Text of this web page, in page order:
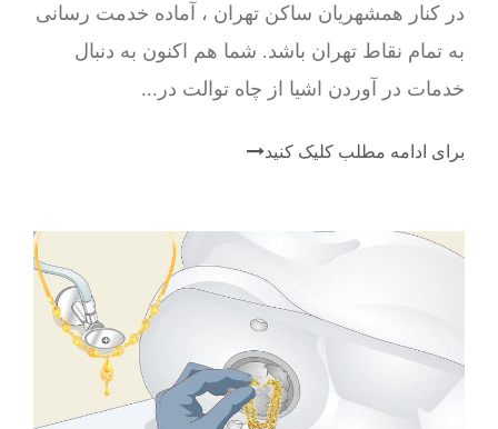
در کنار همشهریان ساکن تهران ، آماده خدمت رسانی
به تمام نقاط تهران باشد. شما هم اکنون به دنبال
خدمات در آوردن اشیا از چاه توالت در...
برای ادامه مطلب کلیک کنید